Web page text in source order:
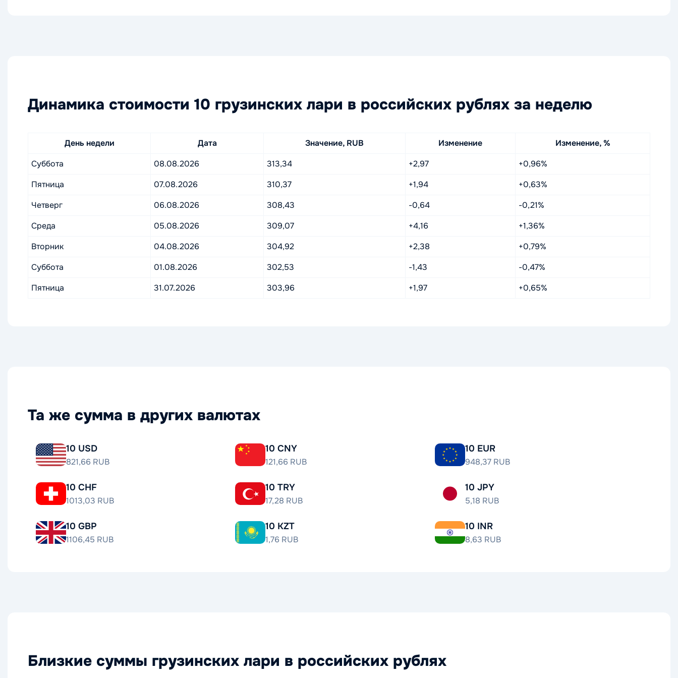
Динамика стоимости 10 грузинских лари в российских рублях за неделю
День недели Дата Значение, RUB Изменение
Изменение, %
Суббота
08.08.2026 313,34 +2,97
+0,96%
Пятница
07.08.2026 310,37 +1,94
+0,63%
Четверг
06.08.2026 308,43 -0,64
-0,21%
Среда
05.08.2026 309,07 +4,16
+1,36%
Вторник
04.08.2026 304,92 +2,38
+0,79%
Суббота
01.08.2026 302,53 -1,43
-0,47%
Пятница
31.07.2026 303,96 +1,97 +0,65%
Та же сумма в других валютах
10 USD
821,66 RUB
10 CNY
121,66 RUB
10 EUR
948,37 RUB
10 CHF
1013,03 RUB
10 TRY
17,28 RUB
10 JPY
5,18 RUB
10 GBP
1106,45 RUB
10 KZT
1,76 RUB
10 INR
8,63 RUB
Близкие суммы грузинских лари в российских рублях